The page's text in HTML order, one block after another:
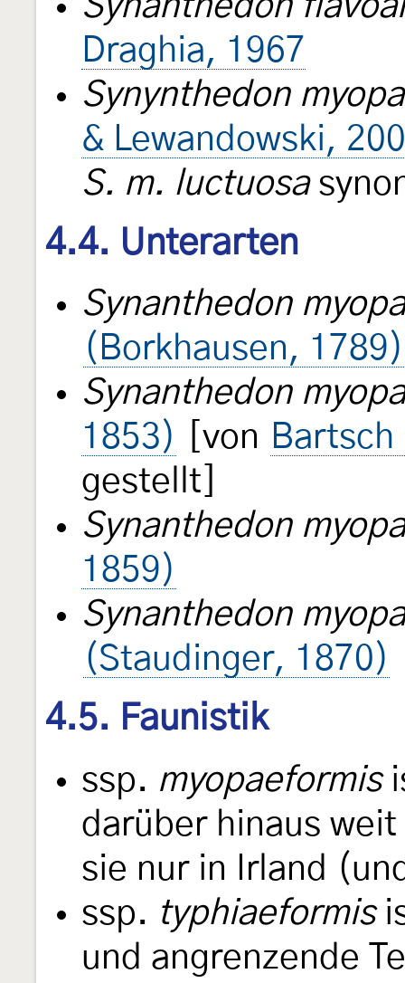
Draghia, 1967
Synynthedon
& Lewandowski,
S. m. luctuosa
4.4. Unterarten
Synanthedon
(Borkhausen, 1789)
Synanthedon
1853)
[von
gestellt]
Synanthedon
1859)
Synanthedon
(Staudinger, 1870)
4.5. Faunistik
ssp. myopaeformis
darüber hinaus
sie nur in Irland
ssp. typhiaeformis
und angrenzende